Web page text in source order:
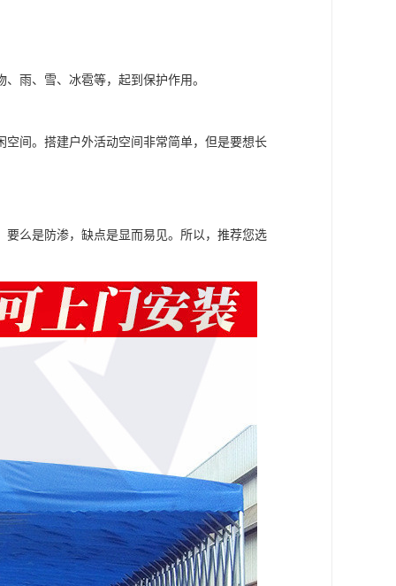
雨、雪、冰雹等，起到保护作用。
间。搭建户外活动空间非常简单，但是要想长
么是防渗，缺点是显而易见。所以，推荐您选